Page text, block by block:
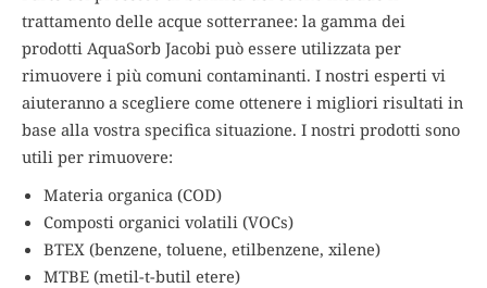
trattamento delle acque sotterranee: la gamma dei
prodotti AquaSorb Jacobi può essere utilizzata per
rimuovere i più comuni contaminanti. I nostri esperti vi
aiuteranno a scegliere come ottenere i migliori risultati in
base alla vostra specifica situazione. I nostri prodotti sono
utili per rimuovere:
Materia organica (COD)
Composti organici volatili (VOCs)
BTEX (benzene, toluene, etilbenzene, xilene)
MTBE (metil-t-butil etere)